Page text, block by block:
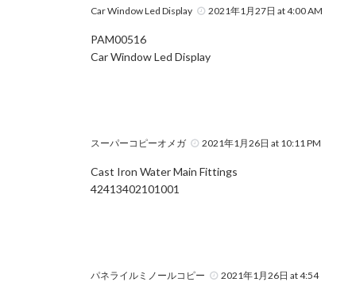
Car Window Led Display 2021年1月27日 at 4:00 AM
PAM00516
Car Window Led Display
スーパーコピーオメガ 2021年1月26日 at 10:11 PM
Cast Iron Water Main Fittings
42413402101001
パネライルミノールコピー
2021年1月26日 at 4:54